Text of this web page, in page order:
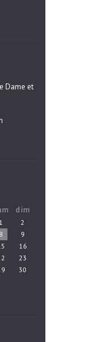
Dame et
dim
1
2
8
9
16
23
30